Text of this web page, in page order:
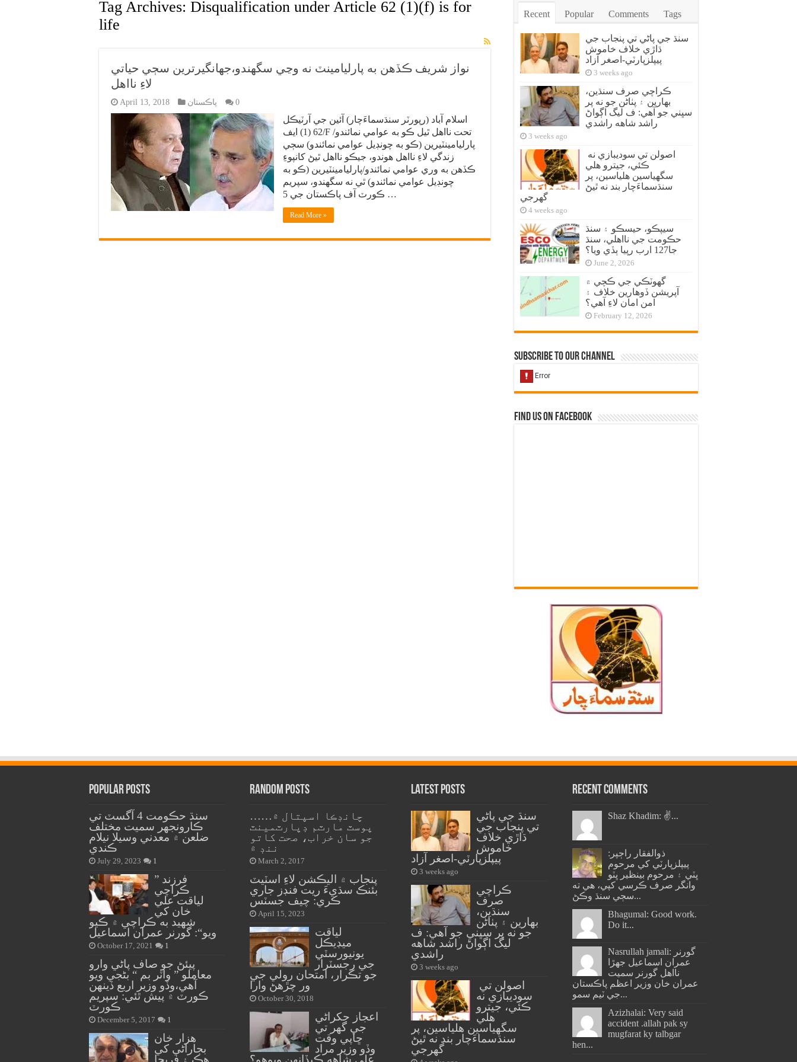
Tag Archives: Disqualification under Article 62 (1)(f) is for
life
نواز شريف ڪڏهن به پارليامينٽ نه وڃي سگهندو،جهانگيرترين سڄي حياتي
لاءِ نااهل
April 13, 2018 پاڪستان 0
اسلام آباد (رپورٽر سنڌسماءَچار) آئين جي آرٽيڪل
62 (1) ايف/F تحت نااهل ٿيل ڪو به عوامي نمائندو/
پارليامينٽيرين (ڪو به چونڊيل عوامي نمائندو) سڄي
زندگي لاءِ نااهل هوندو، جيڪو نااهل ٿيڻ کانپوءِ
ڪڏهن به وري عوامي نمائندو/پارليامينٽيرين (ڪو به
چونڊيل عوامي نمائندو) ٿي نه سگهندو، سپريم
ڪورٽ آف پاڪستان جي 5 …
Read More »
Recent Popular Comments Tags
سنڌ جي پاڻي تي پنجاب جي
ڌاڙي خلاف خاموش
پيپلزپارٽي-اصغر آزاد
3 weeks ago
ڪراچي صرف سنڌين،
بهارين ۽ پٺاڻن جو نه پر
سڀني جو آهي: ف ليگ اڳواڻ
راشد شاهه راشدي
3 weeks ago
ڪئي، جيترو هلي
سگهياسين هلياسين، پر
سنڌسماءَچار بند نه ٿيڻ
گهرجي
4 weeks ago
سيپڪو، حيسڪو ۽ سنڌ
حڪومت جي نااهلي، سنڌ
جا127 ارب رپيا ٻڏي ويا؟
June 2, 2026
گهوٽڪي جي ڪچي ۾
آپريشن ڏوهارين خلاف ۽
امن امان لاءِ آهي؟
February 12, 2026
Subscribe to our Channel
Find us on Facebook
Popular Posts
سنڌ حڪومت 4 آگسٽ تي
ڪارونجهر سميت مختلف
ضلعن ۾ معدني وسيلا نيلام
ڪندي
July 29, 2023 1
” فرزند
ڪراچي
لياقت علي
خان کي
شهيد به ڪراچي ۾ ڪيو
ويو“: گورنر عمران اسماعيل
October 17, 2021 1
پيئڻ جو صاف پاڻي وارو
معاملو ” واٽر بم “ بڻجي ويو
آهي،وڏو وزير اربع ڏينهن
ڪورٽ ۾ پيش ٿئي: سپريم
ڪورٽ
December 5, 2017 1
هزار خان
بجاراڻي کي
هڪ ۽ فريحا
Random Posts
……چانڊڪا اسپتال ۾
پوسٽ مارٽم ڊپارٽمينٽ
جو سان خراب، صحت کاتو
ننڊ ۾
March 2, 2017
پنجاب ۾ اليڪشن لاءِ اسٽيٽ
بئنڪ سڌيءَ ريت فنڊز جاري
ڪري: چيف جسٽس
April 15, 2023
لياقت
ميڊيڪل
يونيورسٽي
جي رجسٽرار
جو تڪرار، امتحان رولي جي
ور چڙهڻ وارا
October 30, 2018
اعجاز جکراڻي
جي گهر تي
ڇاپي وقت
وڏو وزير مراد
علي شاهه ڪيڏانهن ويوهو؟
Latest Posts
سنڌ جي پاڻي
تي پنجاب جي
ڌاڙي خلاف
خاموش
پيپلزپارٽي-اصغر آزاد
3 weeks ago
ڪراچي
صرف
سنڌين،
بهارين ۽ پٺاڻن
جو نه پر سڀني جو آهي: ف
ليگ اڳواڻ راشد شاهه
راشدي
3 weeks ago
سوديبازي نه
ڪئي، جيترو
هلي
سگهياسين هلياسين، پر
سنڌسماءَچار بند نه ٿيڻ
گهرجي
Recent Comments
Shaz Khadim: ✌️...
ذوالفقار راڄپر:
پيپلزپارٽي کي مرحوم
ڀٽي ۽ مرحوم بينظير ڀٽو
وانگر صرف ڪرسي کپي، هي ته
سڄي سنڌ وڪڻ...
Bhagumal: Good work.
Do it...
Nasrullah jamali: گورنر
عمران اسماعيل جھڙا
نااهل گورنر سميت
عمران خان وزير اعظم پاڪستان
جي ٽيم سمو...
Azizhalai: Very said
accident .allah pak sy
mugfarat ky talbgar
hen...